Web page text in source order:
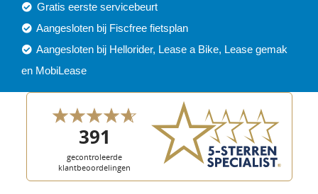
Gratis eerste servicebeurt
Aangesloten bij Fiscfree fietsplan
Aangesloten bij Hellorider, Lease a Bike, Lease gemak
en MobiLease